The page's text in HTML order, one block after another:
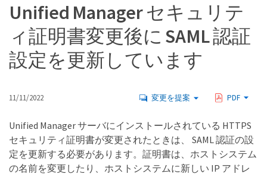
Unified Manager セキュリテ
ィ証明書変更後に SAML 認証
設定を更新しています
11/11/2022 変更を提案 PDF
Unified Manager サーバにインストールされている HTTPS
セキュリティ証明書が変更されたときは、 SAML 認証の設
定を更新する必要があります。証明書は、ホストシステム
の名前を変更したり、ホストシステムに新しい IP アドレ